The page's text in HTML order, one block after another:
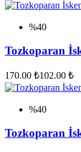
%40
Tozkoparan
170.00 ₺102.00 ₺
%40
Tozkoparan